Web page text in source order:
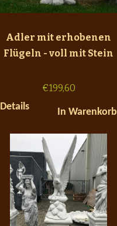
Adler mit erhobenen
Flügeln - voll mit Stein
€199,60
Details
In Warenkorb